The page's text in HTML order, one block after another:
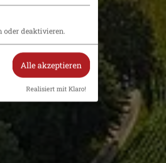
oder deaktivieren.
Alle akzeptieren
Realisiert mit Klaro!